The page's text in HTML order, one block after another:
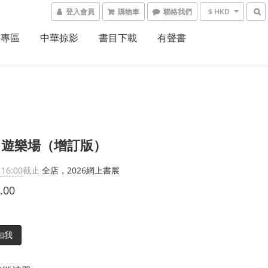
登入會員 購物車 聯絡我們 $ HKD
區 中華掠影 書目下載 有聲書
樂場（增訂版）
截止 全店，2026網上書展
我